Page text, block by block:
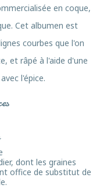
en coque,
Cet albumen est
courbes que l'on
et râpé à l'aide d'une
l'épice.
dont les graines
office de substitut de